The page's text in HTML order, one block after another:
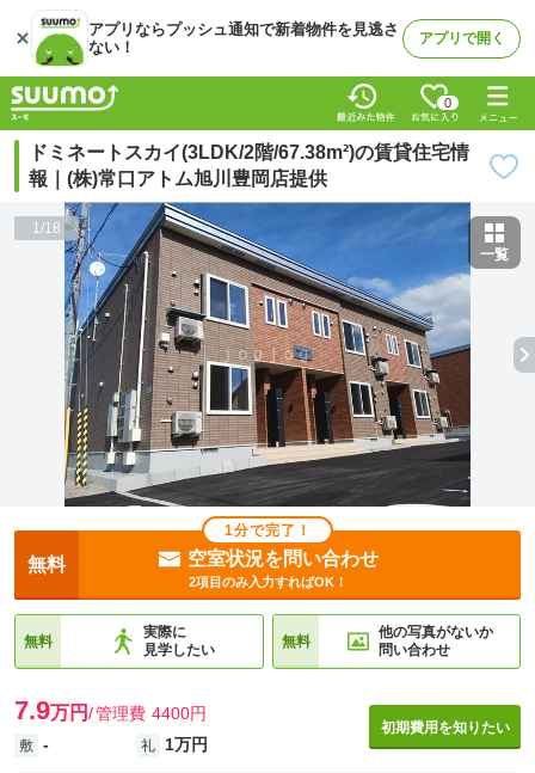
アプリならプッシュ通知で新着物件を見逃さ
ない！
アプリで開く
0
ドミネートスカイ(3LDK/2階/67.38m²)の賃貸住宅情
報｜(株)常口アトム旭川豊岡店提供
1/18
一覧
1分で完了！
無料 空室状況を問い合わせ
2項目のみ入力すればOK！
無料
実際に
見学したい
無料
他の写真がないか
問い合わせ
7.9万円 管理費 4400円
敷 - 礼 1万円
初期費用を知りたい